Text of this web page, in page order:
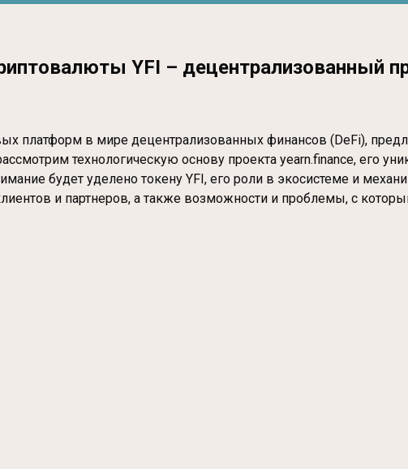
YFI – децентрализованный
платформ в мире децентрализованных финансов (DeFi),
технологическую основу проекта yearn.finance, его
будет уделено токену YFI, его роли в экосистеме и
и партнеров, а также возможности и проблемы, с